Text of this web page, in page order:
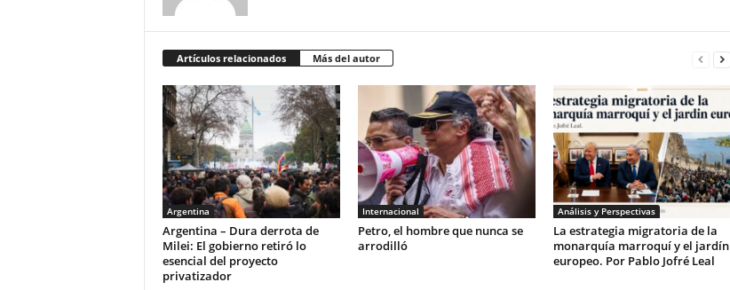
Artículos relacionados Más del autor
Argentina
Argentina – Dura derrota de
Milei: El gobierno retiró lo
esencial del proyecto
privatizador
Internacional
Petro, el hombre que nunca se
arrodilló
Análisis y Perspectivas
La estrategia migratoria de la
monarquía marroquí y el jardín
europeo. Por Pablo Jofré Leal